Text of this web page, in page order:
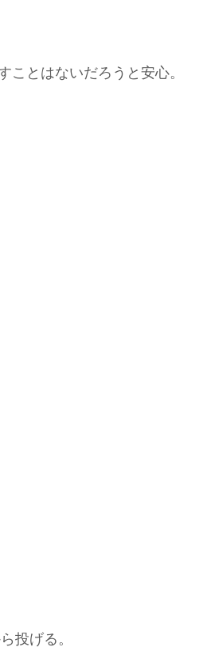
ことはないだろうと安心。
投げる。